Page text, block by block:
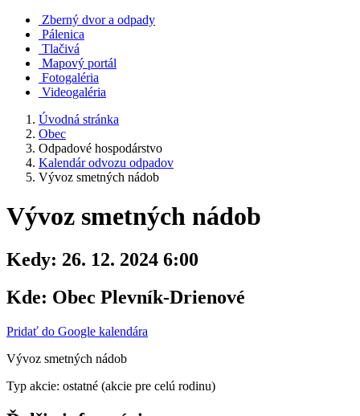
Zberný dvor a odpady
Pálenica
Tlačivá
Mapový portál
Fotogaléria
Videogaléria
Úvodná stránka
Obec
Odpadové hospodárstvo
Kalendár odvozu odpadov
Vývoz smetných nádob
Vývoz smetných nádob
Kedy: 26. 12. 2024 6:00
Kde: Obec Plevník-Drienové
Pridať do Google kalendára
Vývoz smetných nádob
Typ akcie: ostatné (akcie pre celú rodinu)